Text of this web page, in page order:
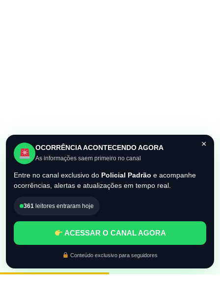
×
OCORRÊNCIA ACONTECENDO AGORA
As informações saem primeiro no canal
Entre no canal exclusivo do Policial Padrão e acompanhe
ocorrências, alertas e atualizações em tempo real.
361 leitores entraram hoje
ACESSAR O CANAL AGORA
Conteúdo exclusivo para seguidores